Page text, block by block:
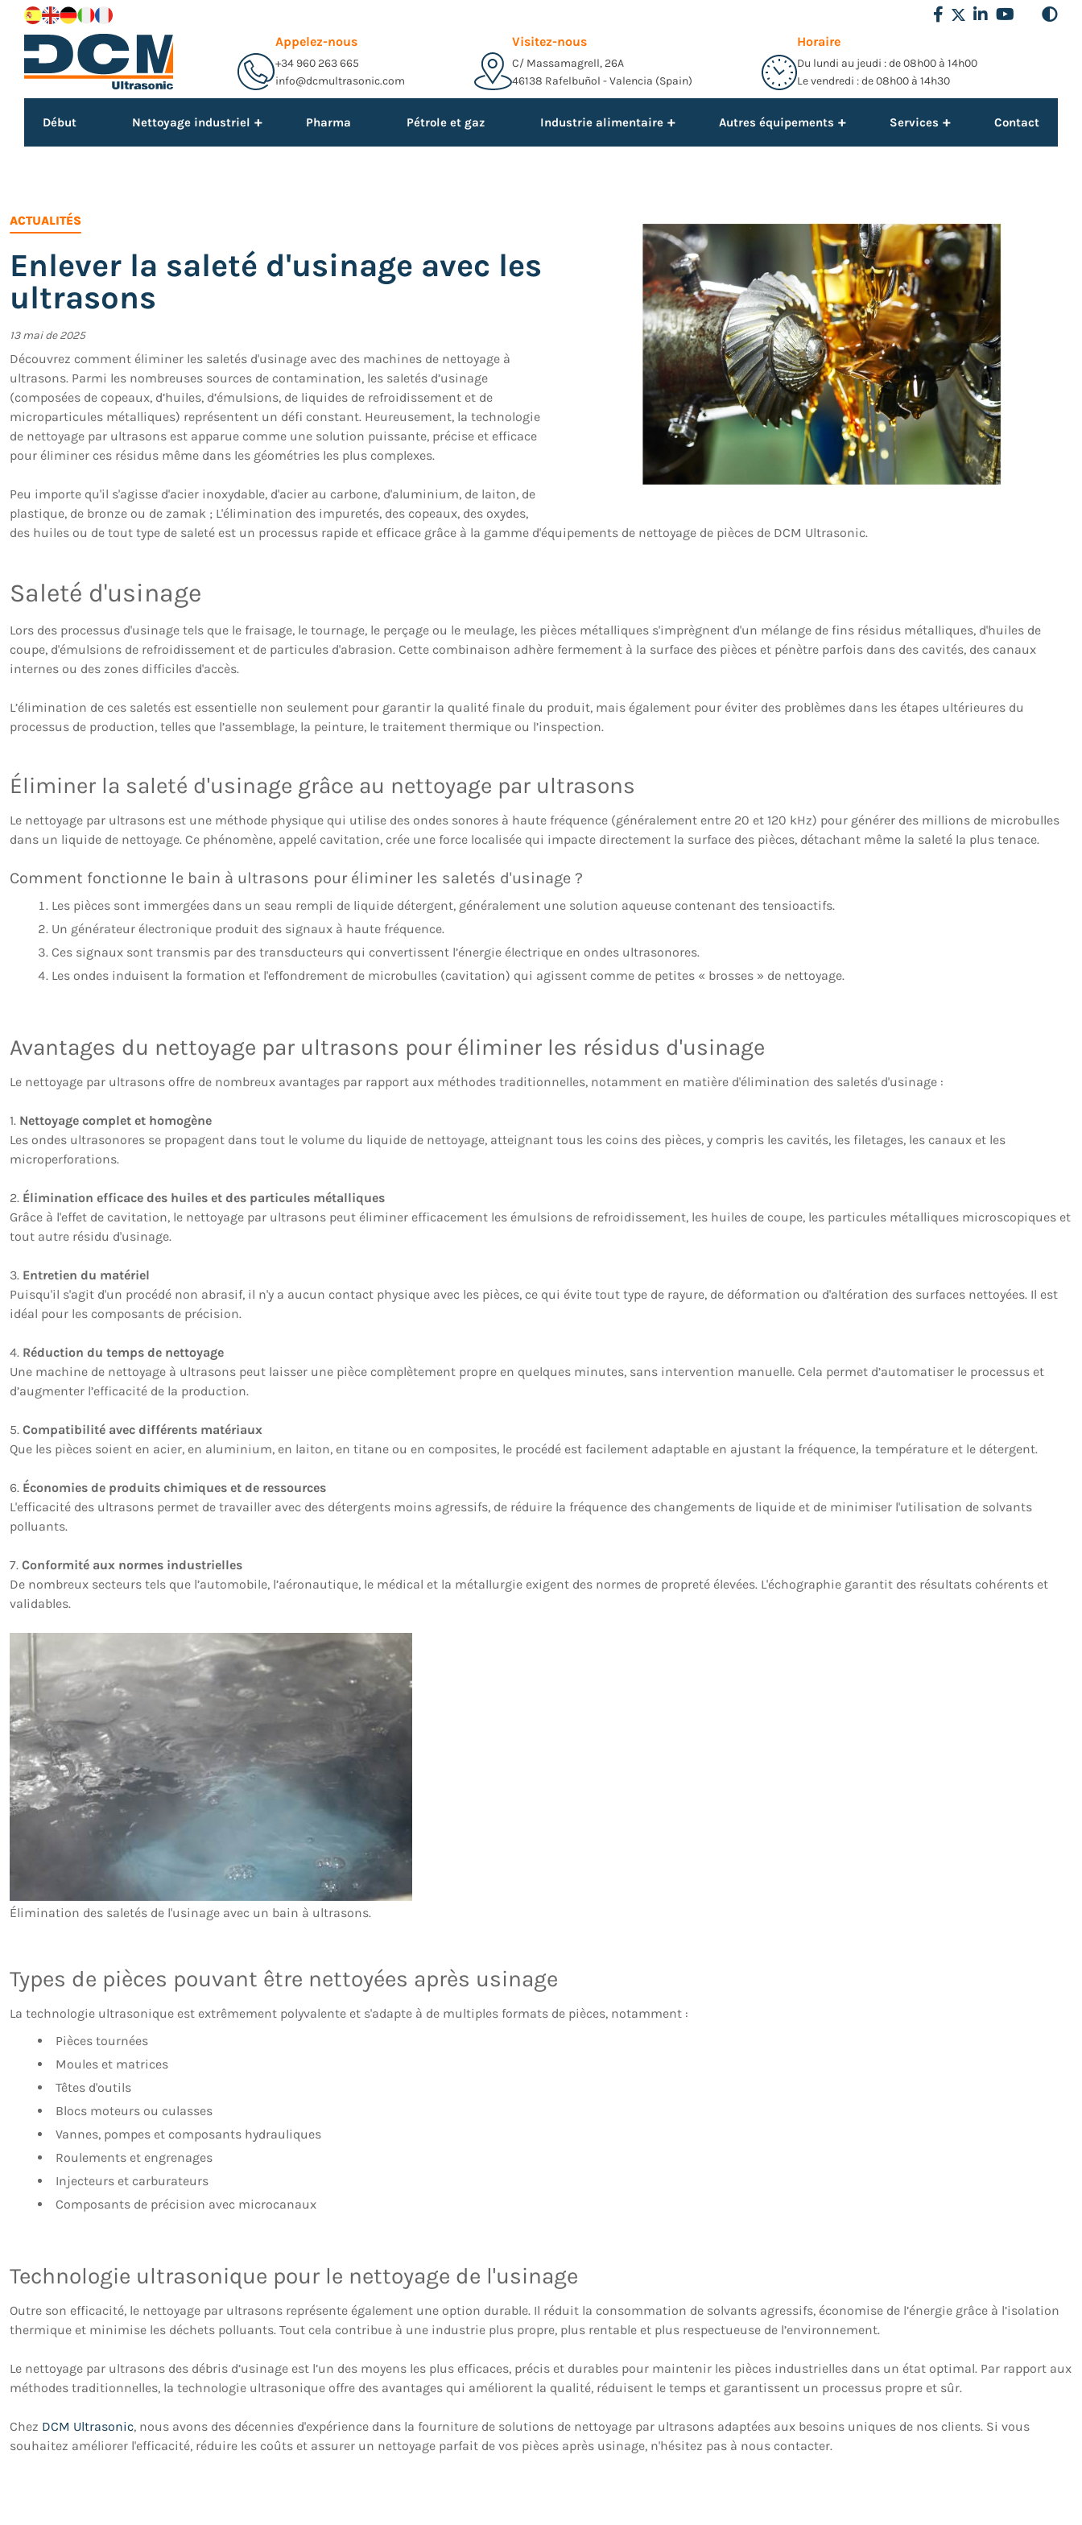
Appelez-nous
+34 960 263 665
info@dcmultrasonic.com
Visitez-nous
C/ Massamagrell, 26A
46138 Rafelbuñol - Valencia (Spain)
Horaire
Du lundi au jeudi : de 08h00 à 14h00
Le vendredi : de 08h00 à 14h30
Début Nettoyage industriel + Pharma Pétrole et gaz Industrie alimentaire + Autres équipements + Services + Contact
ACTUALITÉS
Enlever la saleté d'usinage avec les
ultrasons
13 mai de 2025
Découvrez comment éliminer les saletés d'usinage avec des machines de nettoyage à
ultrasons. Parmi les nombreuses sources de contamination, les saletés d’usinage
(composées de copeaux, d’huiles, d’émulsions, de liquides de refroidissement et de
microparticules métalliques) représentent un défi constant. Heureusement, la technologie
de nettoyage par ultrasons est apparue comme une solution puissante, précise et efficace
pour éliminer ces résidus même dans les géométries les plus complexes.
Peu importe qu'il s'agisse d'acier inoxydable, d'acier au carbone, d'aluminium, de laiton, de
plastique, de bronze ou de zamak ; L'élimination des impuretés, des copeaux, des oxydes,
des huiles ou de tout type de saleté est un processus rapide et efficace grâce à la gamme d'équipements de nettoyage de pièces de DCM Ultrasonic.
Saleté d'usinage
Lors des processus d'usinage tels que le fraisage, le tournage, le perçage ou le meulage, les pièces métalliques s'imprègnent d'un mélange de fins résidus métalliques, d'huiles de
coupe, d'émulsions de refroidissement et de particules d'abrasion. Cette combinaison adhère fermement à la surface des pièces et pénètre parfois dans des cavités, des canaux
internes ou des zones difficiles d'accès.
L’élimination de ces saletés est essentielle non seulement pour garantir la qualité finale du produit, mais également pour éviter des problèmes dans les étapes ultérieures du
processus de production, telles que l’assemblage, la peinture, le traitement thermique ou l’inspection.
Éliminer la saleté d'usinage grâce au nettoyage par ultrasons
Le nettoyage par ultrasons est une méthode physique qui utilise des ondes sonores à haute fréquence (généralement entre 20 et 120 kHz) pour générer des millions de microbulles
dans un liquide de nettoyage. Ce phénomène, appelé cavitation, crée une force localisée qui impacte directement la surface des pièces, détachant même la saleté la plus tenace.
Comment fonctionne le bain à ultrasons pour éliminer les saletés d'usinage ?
Les pièces sont immergées dans un seau rempli de liquide détergent, généralement une solution aqueuse contenant des tensioactifs.
Un générateur électronique produit des signaux à haute fréquence.
Ces signaux sont transmis par des transducteurs qui convertissent l’énergie électrique en ondes ultrasonores.
Les ondes induisent la formation et l'effondrement de microbulles (cavitation) qui agissent comme de petites « brosses » de nettoyage.
Avantages du nettoyage par ultrasons pour éliminer les résidus d'usinage
Le nettoyage par ultrasons offre de nombreux avantages par rapport aux méthodes traditionnelles, notamment en matière d'élimination des saletés d'usinage :
1. Nettoyage complet et homogène
Les ondes ultrasonores se propagent dans tout le volume du liquide de nettoyage, atteignant tous les coins des pièces, y compris les cavités, les filetages, les canaux et les
microperforations.
2. Élimination efficace des huiles et des particules métalliques
Grâce à l'effet de cavitation, le nettoyage par ultrasons peut éliminer efficacement les émulsions de refroidissement, les huiles de coupe, les particules métalliques microscopiques et
tout autre résidu d'usinage.
3. Entretien du matériel
Puisqu'il s'agit d'un procédé non abrasif, il n'y a aucun contact physique avec les pièces, ce qui évite tout type de rayure, de déformation ou d'altération des surfaces nettoyées. Il est
idéal pour les composants de précision.
4. Réduction du temps de nettoyage
Une machine de nettoyage à ultrasons peut laisser une pièce complètement propre en quelques minutes, sans intervention manuelle. Cela permet d’automatiser le processus et
d’augmenter l’efficacité de la production.
5. Compatibilité avec différents matériaux
Que les pièces soient en acier, en aluminium, en laiton, en titane ou en composites, le procédé est facilement adaptable en ajustant la fréquence, la température et le détergent.
6. Économies de produits chimiques et de ressources
L'efficacité des ultrasons permet de travailler avec des détergents moins agressifs, de réduire la fréquence des changements de liquide et de minimiser l'utilisation de solvants
polluants.
7. Conformité aux normes industrielles
De nombreux secteurs tels que l’automobile, l’aéronautique, le médical et la métallurgie exigent des normes de propreté élevées. L'échographie garantit des résultats cohérents et
validables.
Élimination des saletés de l'usinage avec un bain à ultrasons.
Types de pièces pouvant être nettoyées après usinage
La technologie ultrasonique est extrêmement polyvalente et s'adapte à de multiples formats de pièces, notamment :
Pièces tournées
Moules et matrices
Têtes d'outils
Blocs moteurs ou culasses
Vannes, pompes et composants hydrauliques
Roulements et engrenages
Injecteurs et carburateurs
Composants de précision avec microcanaux
Technologie ultrasonique pour le nettoyage de l'usinage
Outre son efficacité, le nettoyage par ultrasons représente également une option durable. Il réduit la consommation de solvants agressifs, économise de l’énergie grâce à l’isolation
thermique et minimise les déchets polluants. Tout cela contribue à une industrie plus propre, plus rentable et plus respectueuse de l’environnement.
Le nettoyage par ultrasons des débris d’usinage est l’un des moyens les plus efficaces, précis et durables pour maintenir les pièces industrielles dans un état optimal. Par rapport aux
méthodes traditionnelles, la technologie ultrasonique offre des avantages qui améliorent la qualité, réduisent le temps et garantissent un processus propre et sûr.
Chez DCM Ultrasonic, nous avons des décennies d'expérience dans la fourniture de solutions de nettoyage par ultrasons adaptées aux besoins uniques de nos clients. Si vous
souhaitez améliorer l'efficacité, réduire les coûts et assurer un nettoyage parfait de vos pièces après usinage, n'hésitez pas à nous contacter.